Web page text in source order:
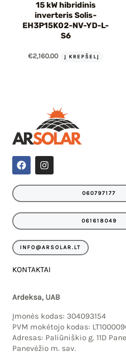
15 kW hibridinis
inverteris Solis-
EH3P15K02-NV-YD-L-
S6
€2,160.00 Į KREPŠELĮ
F
a
e
o
I
n
t
r
060797177
061618049
INFO@ARSOLAR.LT
KONTAKTAI
Ardeksa, UAB
Įmonės kodas: 304093154
PVM mokėtojo kodas:
Adresas: Paliūniškio g. 11D
Panevėžio m. sav.